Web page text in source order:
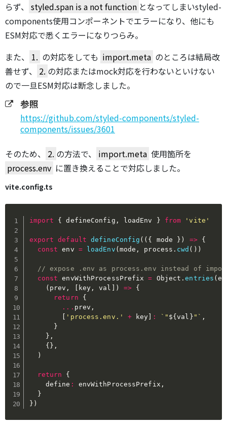
らず、
styled.span is a not function となってしまいstyled-
components使用コンポーネントでエラーになり、他にも
ESM対応で悉くエラーになりつらみ。
また、
1. の対応をしても import.meta のところは結局改
善せず、
2. の対応またはmock対応を行わないといけない
ので一旦ESM対応は断念しました。
参照
https://github.com/styled-components/styled-
components/issues/3601
そのため、 2. の方法で、 import.meta 使用箇所を
process.env に置き換えることで対応しました。
vite.config.ts
import { defineConfig , loadEnv } from 'vite'
export default defineConfig ( ( { mode } ) =>
{
const env = loadEnv ( mode , process . cwd ( ) )
// expose .env as process.env instead of
const envWithProcessPrefix = Object .entries (
( prev , key , val ) => {
return
{
... prev ,
'process.env.' + key : ` " ${val } " ` ,
}
} ,
{ } ,
)
return
{
    define
: envWithProcessPrefix ,
}
} )